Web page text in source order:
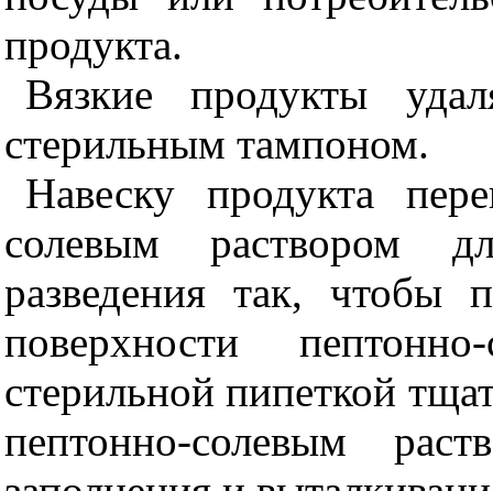
продукта.
Вязкие продукты
стерильным тампоном.
Навеску продукта
солевым раствором
разведения так, чтобы
поверхности
стерильной пипеткой
пептонно-солевым